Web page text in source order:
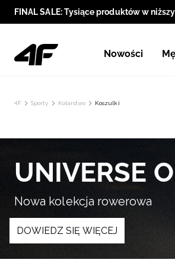
FINAL SALE: Tysiące produktów w
Nowości
4F Sporty Kolarstwo Koszulki
UNIVERSE
Nowa kolekcja rowerowa
DOWIEDZ SIĘ WIĘCEJ